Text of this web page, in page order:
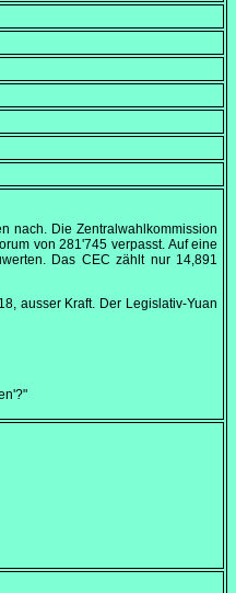
nach. Die Zentralwahlkommission
von 281'745 verpasst. Auf eine
Das CEC zählt nur 14,891
, ausser Kraft. Der Legislativ-Yuan